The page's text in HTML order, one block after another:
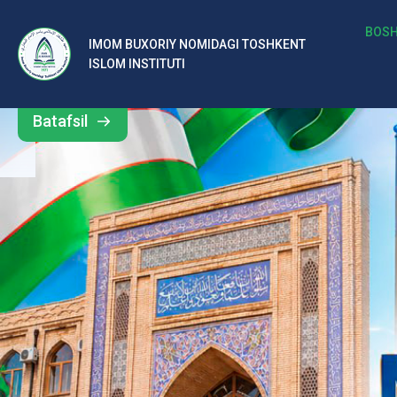
IMOM BUXORIY NOMIDAGI TOSHKENT
ISLOM INSTITUTI
b
al
ar
o‘
rt
a
si
d
Barcha
yangiliklar
Batafsil